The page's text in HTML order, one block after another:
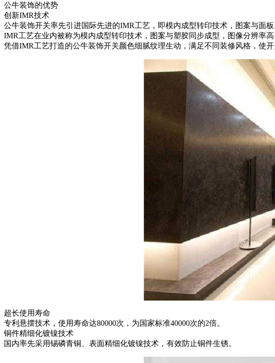
公牛装饰的优势
创新IMR技术
公牛装饰开关率先引进国际先进的IMR工艺，即模内成型转印技术，图案与面
IMR工艺在业内被称为模内成型转印技术，图案与塑胶同步成型，图像分辨率
凭借IMR工艺打造的公牛装饰开关颜色细腻纹理生动，满足不同装修风格，使
超长使用寿命
专利悬摆技术，使用寿命达80000次，为国家标准40000次的2倍。
铜件精细化镀镍技术
国内率先采用锡磷青铜、表面精细化镀镍技术，有效防止铜件生锈。